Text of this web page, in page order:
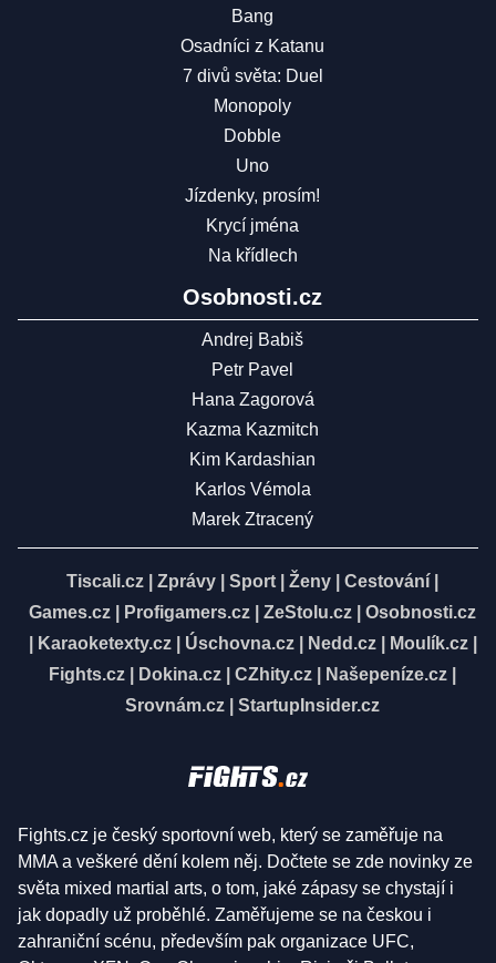
Bang
Osadníci z Katanu
7 divů světa: Duel
Monopoly
Dobble
Uno
Jízdenky, prosím!
Krycí jména
Na křídlech
Osobnosti.cz
Andrej Babiš
Petr Pavel
Hana Zagorová
Kazma Kazmitch
Kim Kardashian
Karlos Vémola
Marek Ztracený
Tiscali.cz Zprávy Sport Ženy Cestování
Games.cz
Profigamers.cz ZeStolu.cz
Osobnosti.cz
Karaoketexty.cz| Úschovna.cz| Nedd.cz| Moulík.cz|
Fights.cz
Dokina.cz CZhity.cz Našepeníze.cz
Srovnám.cz
StartupInsider.cz
Fights.cz je český sportovní web, který se zaměřuje na
MMA a veškeré dění kolem něj. Dočtete se zde novinky ze
světa mixed martial arts, o tom, jaké zápasy se chystají i
jak dopadly už proběhlé. Zaměřujeme se na českou i
zahraniční scénu, především pak organizace UFC,